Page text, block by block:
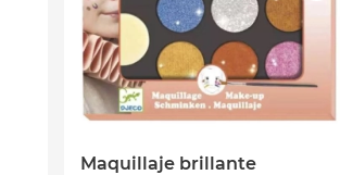
Maquillaje brillante